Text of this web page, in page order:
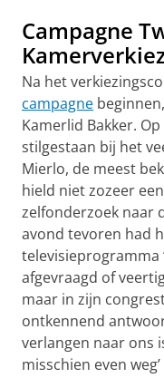
Campagne
Na het
campagne
Kamerlid Bakker.
stilgestaan bij het
Mierlo, de meest
hield niet zozeer
zelfonderzoek naar
avond tevoren had
televisieprogramma
afgevraagd of
maar in zijn
ontkennend
verlangen naar ons
misschien even weg’